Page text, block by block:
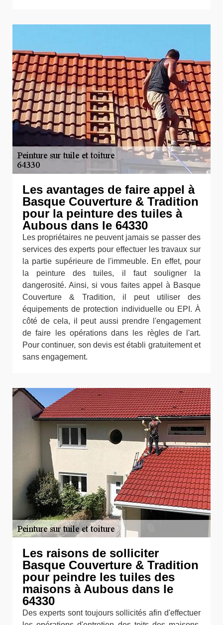
Les avantages de faire appel à
Basque Couverture & Tradition
pour la peinture des tuiles à
Aubous dans le 64330
Les propriétaires ne peuvent jamais se passer des
services des experts pour effectuer les travaux sur
la partie supérieure de l'immeuble. En effet, pour
la peinture des tuiles, il faut souligner la
dangerosité. Ainsi, si vous faites appel à Basque
Couverture & Tradition, il peut utiliser des
équipements de protection individuelle ou EPI. À
côté de cela, il peut aussi prendre l'engagement
de faire les opérations dans les règles de l'art.
Pour continuer, son devis est établi gratuitement et
sans engagement.
Les raisons de solliciter
Basque Couverture & Tradition
pour peindre les tuiles des
maisons à Aubous dans le
64330
Des experts sont toujours sollicités afin d'effectuer